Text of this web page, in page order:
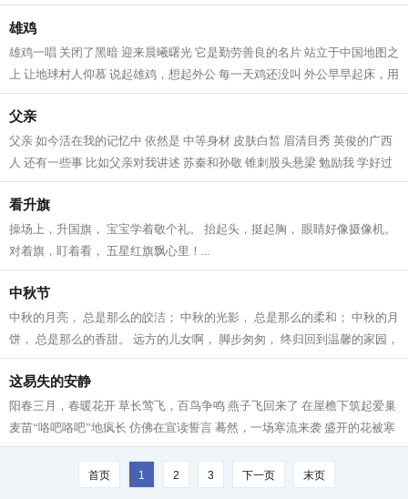
冰淇淋 融化在柏油路面 风如潮水般...
雄鸡
雄鸡一唱 关闭了黑暗 迎来晨曦曙光 它是勤劳善良的名片 站立于中国地图之
上 让地球村人仰慕 说起雄鸡，想起外公 每一天鸡还没叫 外公早早起床，用
辛劳的双手 早早把新的一天点亮...
父亲
父亲 如今活在我的记忆中 依然是 中等身材 皮肤白皙 眉清目秀 英俊的广西
人 还有一些事 比如父亲对我讲述 苏秦和孙敬 锥刺股头悬梁 勉励我 学好过
硬本领 练好强健体魄 建设美丽家...
看升旗
操场上，升国旗， 宝宝学着敬个礼。 抬起头，挺起胸， 眼睛好像摄像机。
对着旗，盯着看， 五星红旗飘心里！...
中秋节
中秋的月亮， 总是那么的皎洁； 中秋的光影， 总是那么的柔和； 中秋的月
饼， 总是那么的香甜。 远方的儿女啊， 脚步匆匆， 终归回到温馨的家园，
团聚在父母的身旁。 十五高悬的...
这易失的安静
阳春三月，春暖花开 草长莺飞，百鸟争鸣 燕子飞回来了 在屋檐下筑起爱巢
麦苗“咯吧咯吧”地疯长 仿佛在宣读誓言 蓦然，一场寒流来袭 盛开的花被寒
风一瓣一瓣摘下 含苞的花不得...
首页 1 2 3 下一页 末页